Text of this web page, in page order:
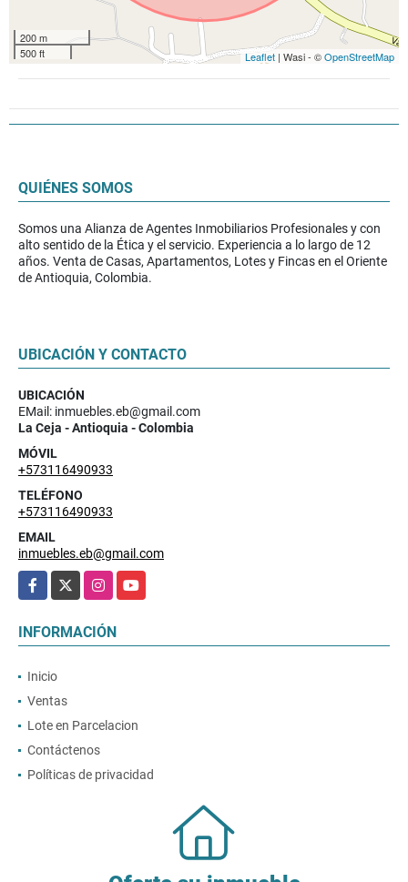
200 m
500 ft
Leaflet | Wasi - ©OpenStreetMap
QUIÉNES SOMOS
Somos una Alianza de Agentes Inmobiliarios Profesionales y con
alto sentido de la Ética y el servicio. Experiencia a lo largo de 12
años. Venta de Casas, Apartamentos, Lotes y Fincas en el Oriente
de Antioquia, Colombia.
UBICACIÓN Y CONTACTO
UBICACIÓN
EMail: inmuebles.eb@gmail.com
La Ceja - Antioquia - Colombia
MÓVIL
+573116490933
TELÉFONO
+573116490933
EMAIL
inmuebles.eb@gmail.com
Facebook
InstagramYouTube
INFORMACIÓN
Inicio
Ventas
Lote en Parcelacion
Contáctenos
Políticas de privacidad